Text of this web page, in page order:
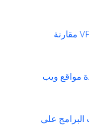
ما هي مزايا استضافة VPS مقارنة
مواقع ويب
البرامج على